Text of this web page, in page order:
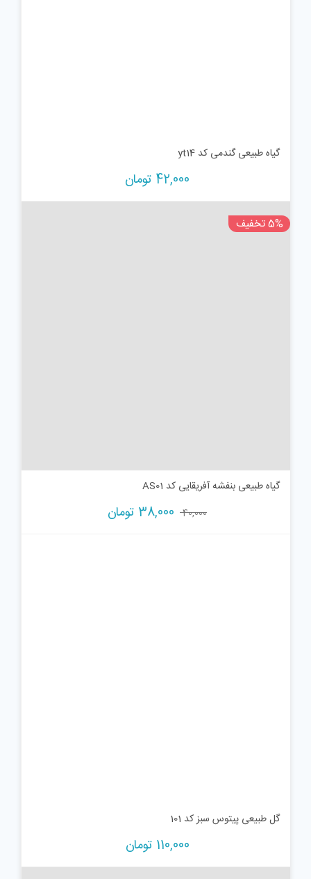
گیاه طبیعی گندمی کد yt14
42,000 تومان
5% تخفیف
گیاه طبیعی بنفشه آفریقایی کد AS01
40,000
38,000 تومان
گل طبیعی پیتوس سبز کد 101
110,000 تومان